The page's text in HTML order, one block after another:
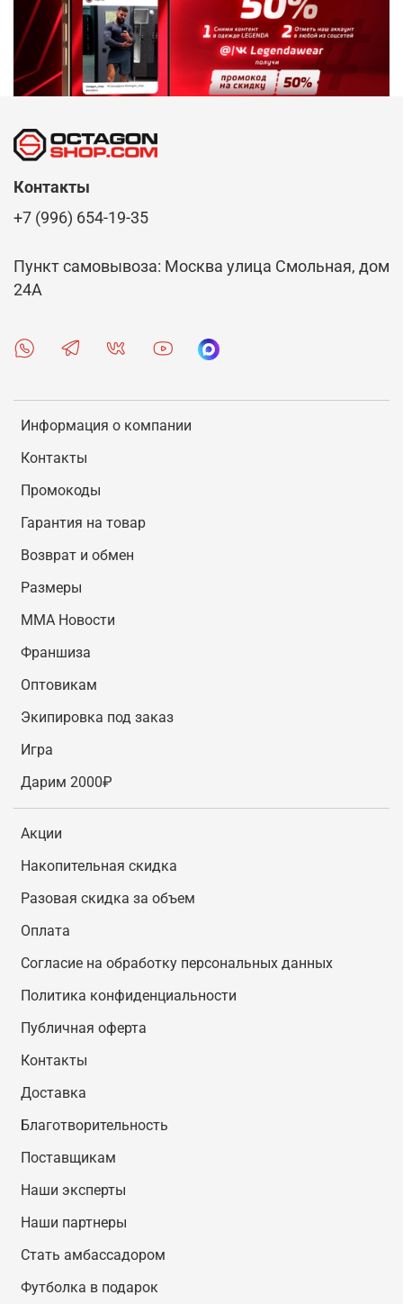
Информация о компании
Контакты
Промокоды
Гарантия на товар
Возврат и обмен
Размеры
MMA Новости
Франшиза
Оптовикам
Экипировка под заказ
Игра
Дарим 2000₽
Акции
Накопительная скидка
Разовая скидка за объем
Оплата
Согласие на обработку персональных данных
Политика конфиденциальности
Публичная оферта
Контакты
Доставка
Благотворительность
Поставщикам
Наши эксперты
Наши партнеры
Стать амбассадором
Футболка в подарок
Контакты
+7 (996) 654-19-35
Пункт самовывоза: Москва улица Смольная, дом
24А